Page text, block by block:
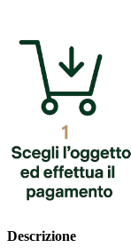
Descrizione